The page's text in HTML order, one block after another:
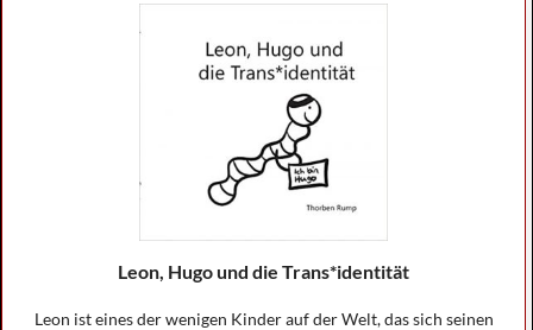
Leon, Hugo und die Trans*identität
Leon ist eines der wenigen Kinder auf der Welt, das sich seinen